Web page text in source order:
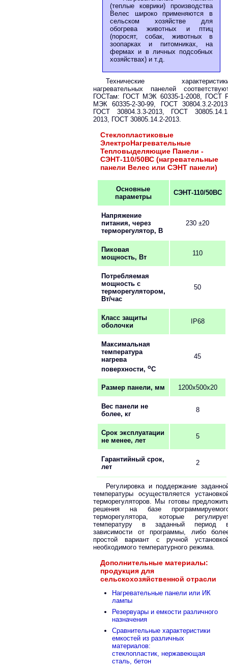
(теплые коврики) производства
Велес широко применяются в
сельском хозяйстве для
обогрева животных и птиц
(поросят, собак, животных в
зоопарках и питомниках, на
фермах и в личных подсобных
хозяйствах) и т.д.
Технические
нагревательных панелей
ГОСТам: ГОСТ МЭК 60335-1-2008, ГОСТ
МЭК 60335-2-30-99, ГОСТ 30804.3.2-
ГОСТ 30804.3.3-2013, ГОСТ
2013, ГОСТ 30805.14.2-2013.
Стеклопластиковые
ЭлектроНагревательные
Тепловыделяющие Панели -
СЭНТ-110/50ВС (нагревательные
панели Велес или СЭНТ панели)
Основные
параметры
СЭНТ-110/50ВС
Напряжение
питания, через
терморегулятор, В
230 ±20
Пиковая
мощность, Вт
110
Потребляемая
мощность с
терморегулятором,
Вт/час
50
Класс защиты
оболочки
IP68
Максимальная
температура
нагрева
поверхности, oС
45
Размер панели, мм 1200х500х20
Вес панели не
более, кг
8
Срок эксплуатации
не менее, лет
5
Гарантийный срок,
лет
2
Регулировка и поддержание
температуры осуществляется
терморегуляторов. Мы готовы
решения на базе
терморегулятора, которые
температуру в заданный период
зависимости от программы, либо
простой вариант с ручной
необходимого температурного режима.
Дополнительные материалы:
продукция для
сельскохозяйственной отрасли
Нагревательные панели или ИК
лампы
Резервуары и емкости различного
назначения
Сравнительные характеристики
емкостей из различных
материалов:
стеклопластик, нержавеющая
сталь, бетон